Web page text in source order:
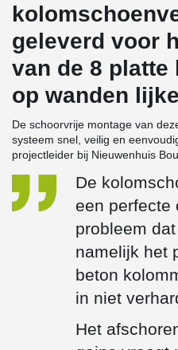
geleverd voor
van de 8 platte
op wanden
De schoorvrije montage van
systeem snel, veilig en
projectleider bij Nieuwenhuis
De
een perfecte
probleem
namelijk het
beton
in niet
Het